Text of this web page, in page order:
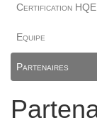
Certification HQE
Equipe
Partenaires